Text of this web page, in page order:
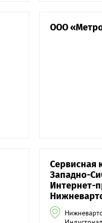
ООО
Сервисная
Западно-
Интернет-